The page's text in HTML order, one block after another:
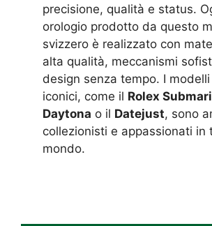
precisione, qualità e status.
orologio prodotto da questo
svizzero è realizzato con
alta qualità, meccanismi
design senza tempo. I modelli
iconici, come il Rolex
Daytona o il Datejust, sono
collezionisti e appassionati in
mondo.